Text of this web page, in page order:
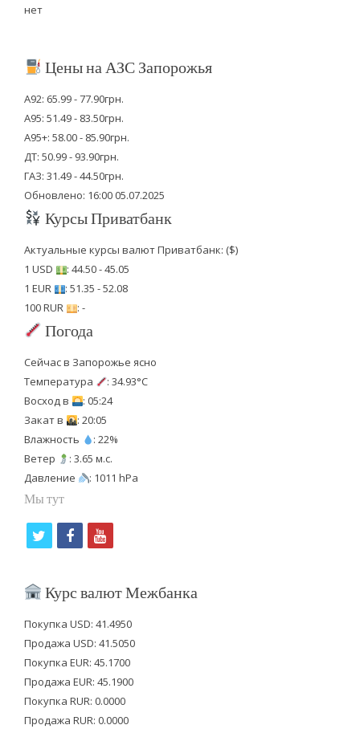
нет
Цены на АЗС Запорожья
А92: 65.99 - 77.90грн.
А95: 51.49 - 83.50грн.
А95+: 58.00 - 85.90грн.
ДТ: 50.99 - 93.90грн.
ГАЗ: 31.49 - 44.50грн.
Обновлено: 16:00 05.07.2025
Курсы Приватбанк
Актуальные курсы валют Приватбанк: ($)
1 USD
: 44.50 - 45.05
1 EUR
: 51.35 - 52.08
100 RUR
: -
Погода
Сейчас в Запорожье ясно
Температура
: 34.93°C
Восход в
: 05:24
Закат в
: 20:05
Влажность
: 22%
Ветер
: 3.65 м.с.
Давление
: 1011 hPa
Мы тут
i
t
e
r
f
c
b
o
o
k
y
u
u
b
e
Курс валют Межбанка
Покупка USD: 41.4950
Продажа USD: 41.5050
Покупка EUR: 45.1700
Продажа EUR: 45.1900
Покупка RUR: 0.0000
Продажа RUR: 0.0000